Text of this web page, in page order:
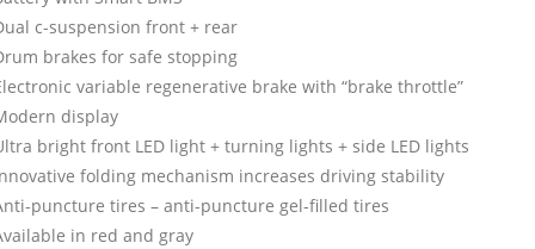
c-suspension front + rear
brakes for safe stopping
variable regenerative brake with “brake throttle”
display
bright front LED light + turning lights + side LED lights
folding mechanism increases driving stability
puncture tires – anti-puncture gel-filled tires
in red and gray